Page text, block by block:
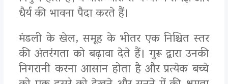
धैर्य की भावना पैदा करते हैं।
मंडली के खेल, समूह के भीतर एक निश्चित स्तर
की अंतरंगता को बढ़ावा देते हैं। गुरू द्वारा उनकी
निगरानी करना आसान होता है और प्रत्येक बच्चे